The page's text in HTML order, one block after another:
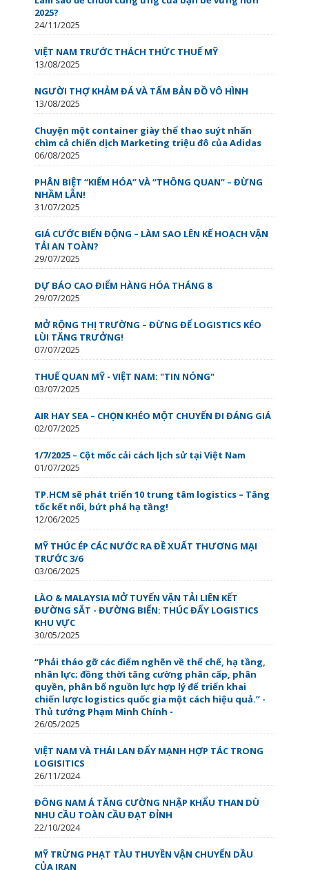
2025?
24/11/2025
VIỆT NAM TRƯỚC THÁCH THỨC THUẾ MỸ
13/08/2025
NGƯỜI THỢ KHẢM ĐÁ VÀ TẤM BẢN ĐỒ VÔ HÌNH
13/08/2025
Chuyện một container giày thể thao suýt nhấn
chìm cả chiến dịch Marketing triệu đô của Adidas
06/08/2025
PHÂN BIỆT “KIỂM HÓA” VÀ “THÔNG QUAN” – ĐỪNG
NHẦM LẪN!
31/07/2025
GIÁ CƯỚC BIẾN ĐỘNG – LÀM SAO LÊN KẾ HOẠCH VẬN
TẢI AN TOÀN?
29/07/2025
DỰ BÁO CAO ĐIỂM HÀNG HÓA THÁNG 8
29/07/2025
MỞ RỘNG THỊ TRƯỜNG – ĐỪNG ĐỂ LOGISTICS KÉO
LÙI TĂNG TRƯỞNG!
07/07/2025
THUẾ QUAN MỸ - VIỆT NAM: "TIN NÓNG"
03/07/2025
AIR HAY SEA – CHỌN KHÉO MỘT CHUYẾN ĐI ĐÁNG GIÁ
02/07/2025
1/7/2025 – Cột mốc cải cách lịch sử tại Việt Nam
01/07/2025
TP.HCM sẽ phát triển 10 trung tâm logistics – Tăng
tốc kết nối, bứt phá hạ tầng!
12/06/2025
MỸ THÚC ÉP CÁC NƯỚC RA ĐỀ XUẤT THƯƠNG MẠI
TRƯỚC 3/6
03/06/2025
LÀO & MALAYSIA MỞ TUYẾN VẬN TẢI LIÊN KẾT
ĐƯỜNG SẮT - ĐƯỜNG BIỂN: THÚC ĐẨY LOGISTICS
KHU VỰC
30/05/2025
“Phải tháo gỡ các điểm nghẽn về thể chế, hạ tầng,
nhân lực; đồng thời tăng cường phân cấp, phân
quyền, phân bổ nguồn lực hợp lý để triển khai
chiến lược logistics quốc gia một cách hiệu quả.” -
Thủ tướng Phạm Minh Chính -
26/05/2025
VIỆT NAM VÀ THÁI LAN ĐẨY MẠNH HỢP TÁC TRONG
LOGISITICS
26/11/2024
ĐÔNG NAM Á TĂNG CƯỜNG NHẬP KHẨU THAN DÙ
NHU CẦU TOÀN CẦU ĐẠT ĐỈNH
22/10/2024
MỸ TRỪNG PHẠT TÀU THUYỀN VẬN CHUYỂN DẦU
CỦA IRAN